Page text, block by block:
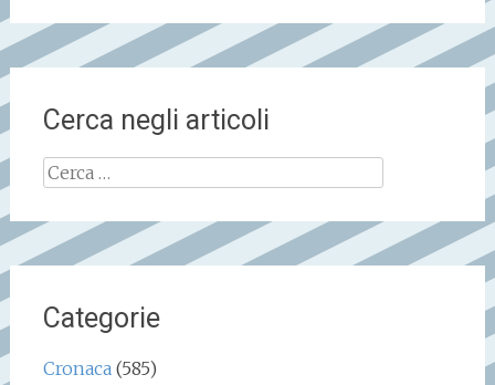
Cerca negli articoli
Ricerca
per:
Categorie
Cronaca (585)